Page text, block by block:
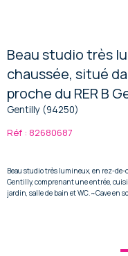
Beau studio très
chaussée, situé
proche du RER B
Gentilly (94250)
Réf : 82680687
Beau studio très lumineux, en rez-de-
Gentilly, comprenant une entrée,
jardin, salle de bain et WC.~Cave en